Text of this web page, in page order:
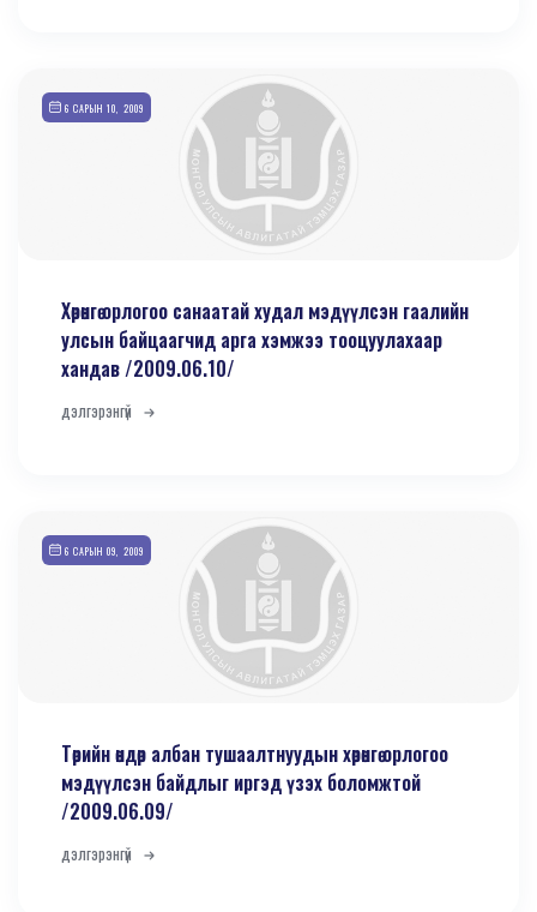
6 САРЫН 10, 2009
Хөрөнгө орлогоо санаатай худал мэдүүлсэн гаалийн
улсын байцаагчид арга хэмжээ тооцуулахаар
хандав /2009.06.10/
дэлгэрэнгүй
6 САРЫН 09, 2009
Төрийн өндөр албан тушаалтнуудын хөрөнгө орлогоо
мэдүүлсэн байдлыг иргэд үзэх боломжтой
/2009.06.09/
дэлгэрэнгүй